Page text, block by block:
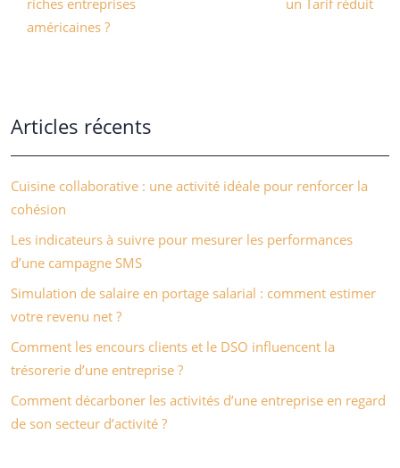
riches entreprises
américaines ?
un Tarif réduit
Articles récents
Cuisine collaborative : une activité idéale pour renforcer la
cohésion
Les indicateurs à suivre pour mesurer les performances
d’une campagne SMS
Simulation de salaire en portage salarial : comment estimer
votre revenu net ?
Comment les encours clients et le DSO influencent la
trésorerie d’une entreprise ?
Comment décarboner les activités d’une entreprise en regard
de son secteur d’activité ?